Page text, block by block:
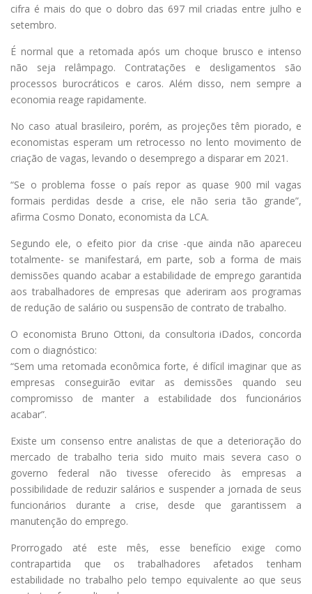
cifra é mais do que o dobro das 697 mil criadas entre julho e
setembro.
É normal que a retomada após um choque brusco e intenso
não seja relâmpago. Contratações e desligamentos são
processos burocráticos e caros. Além disso, nem sempre a
economia reage rapidamente.
No caso atual brasileiro, porém, as projeções têm piorado, e
economistas esperam um retrocesso no lento movimento de
criação de vagas, levando o desemprego a disparar em 2021.
“Se o problema fosse o país repor as quase 900 mil vagas
formais perdidas desde a crise, ele não seria tão grande”,
afirma Cosmo Donato, economista da LCA.
Segundo ele, o efeito pior da crise -que ainda não apareceu
totalmente- se manifestará, em parte, sob a forma de mais
demissões quando acabar a estabilidade de emprego garantida
aos trabalhadores de empresas que aderiram aos programas
de redução de salário ou suspensão de contrato de trabalho.
O economista Bruno Ottoni, da consultoria iDados, concorda
com o diagnóstico:
“Sem uma retomada econômica forte, é difícil imaginar que as
empresas conseguirão evitar as demissões quando seu
compromisso de manter a estabilidade dos funcionários
acabar”.
Existe um consenso entre analistas de que a deterioração do
mercado de trabalho teria sido muito mais severa caso o
governo federal não tivesse oferecido às empresas a
possibilidade de reduzir salários e suspender a jornada de seus
funcionários durante a crise, desde que garantissem a
manutenção do emprego.
Prorrogado até este mês, esse benefício exige como
contrapartida que os trabalhadores afetados tenham
estabilidade no trabalho pelo tempo equivalente ao que seus